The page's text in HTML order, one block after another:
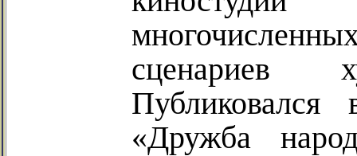
сценариев
«Дружба